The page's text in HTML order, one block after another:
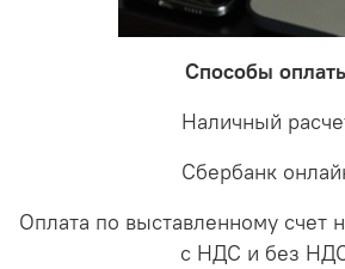
Способы
Наличный
Сбербанк
Оплата по выставленному счет
с НДС и без